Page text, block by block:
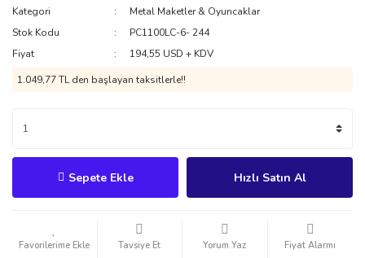
Kategori
Metal Maketler & Oyuncaklar
Stok Kodu
PC1100LC-6- 244
Fiyat
194,55 USD + KDV
1.049,77 TL den başlayan taksitlerle!!
Sepete Ekle Hızlı Satın Al
Tavsiye Et Yorum Yaz Fiyat Alarmı